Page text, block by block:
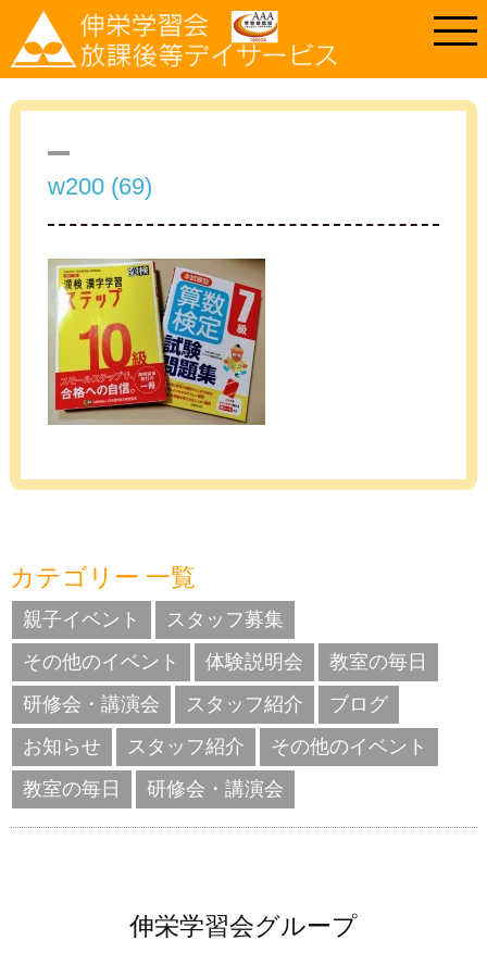
w200 (69)
カテゴリー 一覧
親子イベント
スタッフ募集
その他のイベント
体験説明会
教室の毎日
研修会・講演会
スタッフ紹介
ブログ
お知らせ
スタッフ紹介
その他のイベント
教室の毎日
研修会・講演会
伸栄学習会グループ